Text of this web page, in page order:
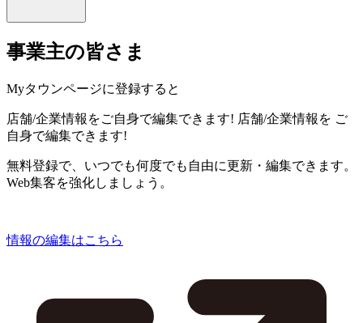
事業主の皆さま
Myタウンページに登録すると
店舗/企業情報をご自身で編集できます! 店舗/企業情報を ご
自身で編集できます!
無料登録で、いつでも何度でも自由に更新・編集できます。
Web集客を強化しましょう。
情報の編集はこちら